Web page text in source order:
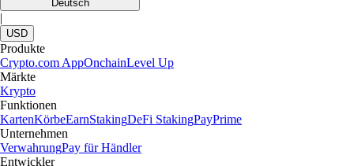
Deutsch
|
USD
Produkte
Crypto.com AppOnchainLevel Up
Märkte
Krypto
Funktionen
KartenKörbeEarnStakingDeFi StakingPayPrime
Unternehmen
VerwahrungPay für Händler
Entwickler